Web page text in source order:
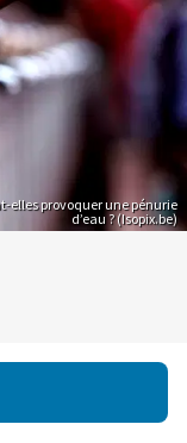
elles provoquer une pénurie
d’eau ? (Isopix.be)